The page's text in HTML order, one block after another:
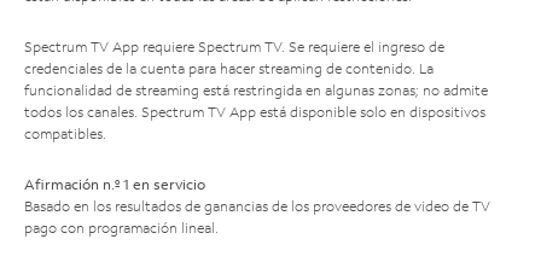
Spectrum TV App requiere Spectrum TV. Se requiere el ingreso de
credenciales de la cuenta para hacer streaming de contenido. La
funcionalidad de streaming está restringida en algunas zonas; no admite
todos los canales. Spectrum TV App está disponible solo en dispositivos
compatibles.
Afirmación n.º 1 en servicio
Basado en los resultados de ganancias de los proveedores de video de TV
pago con programación lineal.